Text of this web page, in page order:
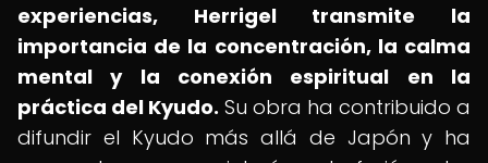
experiencias, Herrigel transmite la
importancia de la concentración, la calma
mental y la conexión espiritual en la
práctica del Kyudo. Su obra ha contribuido a
difundir el Kyudo más allá de Japón y ha